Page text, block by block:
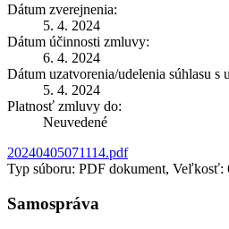
Dátum zverejnenia:
5. 4. 2024
Dátum účinnosti zmluvy:
6. 4. 2024
Dátum uzatvorenia/udelenia súhlasu s
5. 4. 2024
Platnosť zmluvy do:
Neuvedené
20240405071114.pdf
Typ súboru: PDF dokument, Veľkosť:
Samospráva